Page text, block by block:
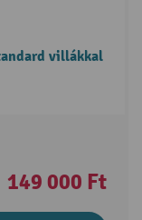
villákkal
149 000 Ft